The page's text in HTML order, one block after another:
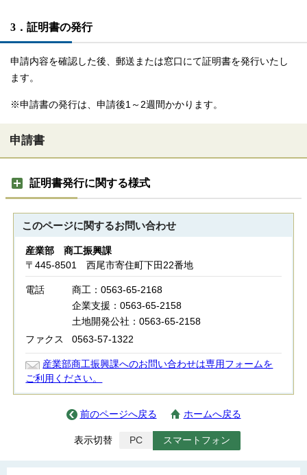
3．証明書の発行
申請内容を確認した後、郵送または窓口にて証明書を発行いたし
ます。
※申請書の発行は、申請後1～2週間かかります。
申請書
証明書発行に関する様式
このページに関するお問い合わせ
産業部 商工振興課
〒445-8501 西尾市寄住町下田22番地
電話
商工：0563-65-2168
企業支援：0563-65-2158
土地開発公社：0563-65-2158
ファクス
0563-57-1322
産業部商工振興課へのお問い合わせは専用フォームを
ご利用ください。
前のページへ戻る ホームへ戻る
表示切替 PC スマートフォン